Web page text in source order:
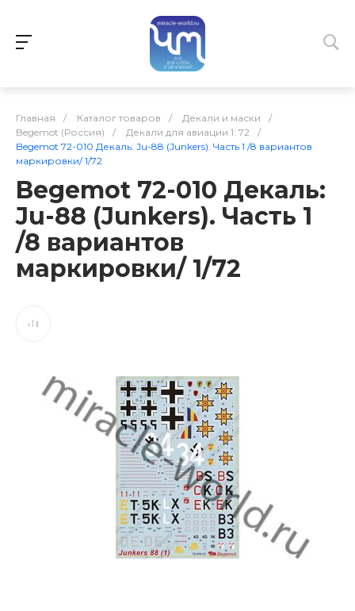
Главная / Каталог товаров / Декали и маски
/
Begemot (Россия)
/ Декали для авиации 1: 72
/
Begemot 72-010 Декаль: Ju-88 (Junkers). Часть 1 /8 вариантов
маркировки/ 1/72
Begemot 72-010 Декаль:
Ju-88 (Junkers). Часть 1
/8 вариантов
маркировки/ 1/72